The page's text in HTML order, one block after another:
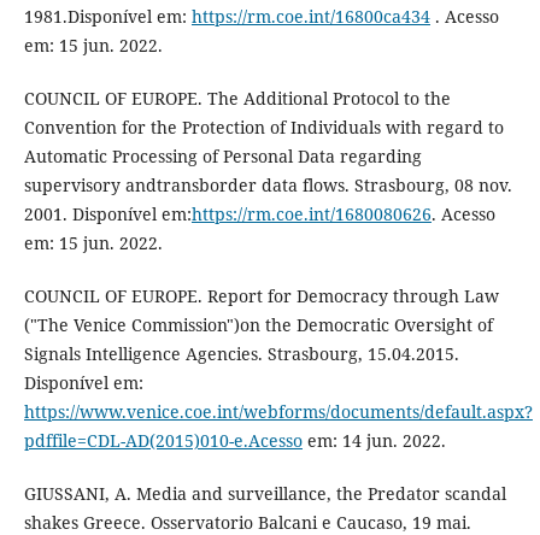
1981.Disponível em: https://rm.coe.int/16800ca434. Acesso
em: 15 jun. 2022.
COUNCIL OF EUROPE. The Additional Protocol to the
Convention for the Protection of Individuals with regard to
Automatic Processing of Personal Data regarding
supervisory andtransborder data flows. Strasbourg, 08 nov.
2001. Disponível em:https://rm.coe.int/1680080626. Acesso
em: 15 jun. 2022.
COUNCIL OF EUROPE. Report for Democracy through Law
("The Venice Commission")on the Democratic Oversight of
Signals Intelligence Agencies. Strasbourg, 15.04.2015.
Disponível em:
https://www.venice.coe.int/webforms/documents/default.aspx?
pdffile=CDL-AD(2015)010-e.Acessoem: 14 jun. 2022.
GIUSSANI, A. Media and surveillance, the Predator scandal
shakes Greece. Osservatorio Balcani e Caucaso, 19 mai.